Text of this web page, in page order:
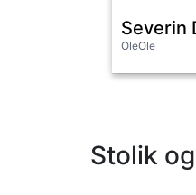
Severin
OleOle
Stolik